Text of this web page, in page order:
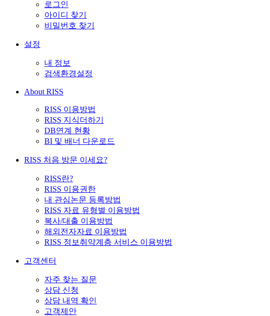
로그인
아이디 찾기
비밀번호 찾기
설정
내 정보
검색환경설정
About RISS
RISS 이용방법
RISS 지식더하기
DB연계 현황
BI 및 배너 다운로드
RISS 처음 방문 이세요?
RISS란?
RISS 이용권한
내 관심논문 등록방법
RISS 자료 유형별 이용방법
복사/대출 이용방법
해외전자자료 이용방법
RISS 정보취약계층 서비스 이용방법
고객센터
자주 찾는 질문
상담 신청
상담 내역 확인
고객제안